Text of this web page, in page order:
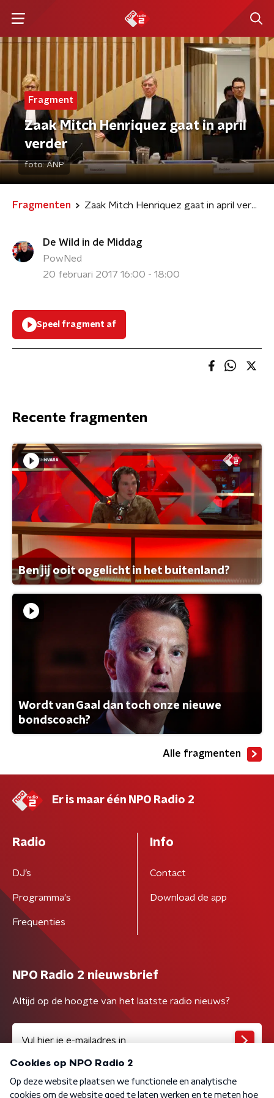
Fragment
Zaak Mitch Henriquez gaat in april
verder
foto:ANP
Fragmenten Zaak Mitch Henriquez gaat in april verder
De Wild in de Middag
PowNed
20 februari 2017 16:00 - 18:00
Speel fragment af
Recente fragmenten
Ben jij ooit opgelicht in het buitenland?
Wordt van Gaal dan toch onze nieuwe
bondscoach?
Alle fragmenten
Er is maar één NPO Radio 2
Radio
DJ’s
Programma's
Frequenties
Info
Contact
Download de app
NPO Radio 2 nieuwsbrief
Altijd op de hoogte van het laatste radio nieuws?